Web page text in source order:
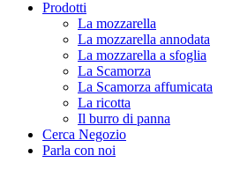
Prodotti
La mozzarella
La mozzarella annodata
La mozzarella a sfoglia
La Scamorza
La Scamorza affumicata
La ricotta
Il burro di panna
Cerca Negozio
Parla con noi